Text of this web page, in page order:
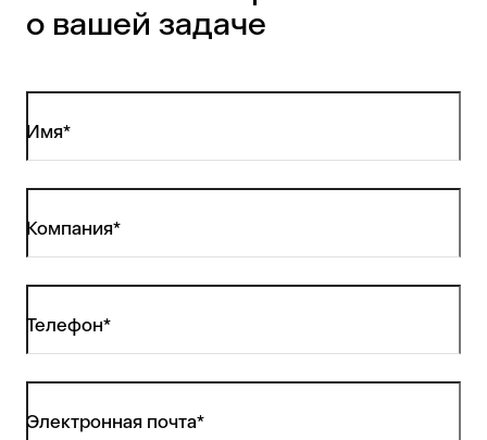
о вашей задаче
Имя*
Компания*
Телефон*
Электронная почта*